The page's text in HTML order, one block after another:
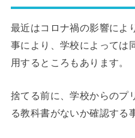
最近はコロナ禍の影響によ
事により、学校によっては
用するところもあります。
捨てる前に、学校からのプ
る教科書がないか確認する